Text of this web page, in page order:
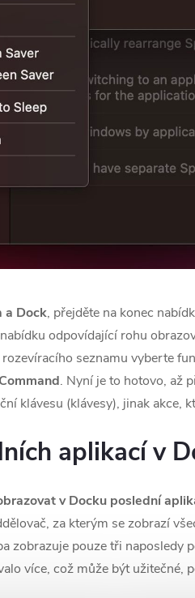
a Dock, přejděte na konec
odpovídající rohu
seznamu vyberte
. Nyní je to hotovo, až
klávesu (klávesy), jinak akce,
aplikací v
v Docku poslední
za kterým se zobrazí
zobrazuje pouze tři naposledy
více, což může být